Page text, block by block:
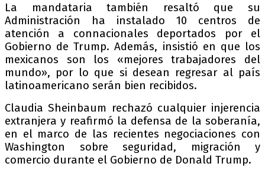
La mandataria también resaltó que su
Administración ha instalado 10 centros de
atención a connacionales deportados por el
Gobierno de Trump. Además, insistió en que los
mexicanos son los «mejores trabajadores del
mundo», por lo que si desean regresar al país
latinoamericano serán bien recibidos.
Claudia Sheinbaum rechazó cualquier injerencia
extranjera y reafirmó la defensa de la soberanía,
en el marco de las recientes negociaciones con
Washington sobre seguridad, migración y
comercio durante el Gobierno de Donald Trump.